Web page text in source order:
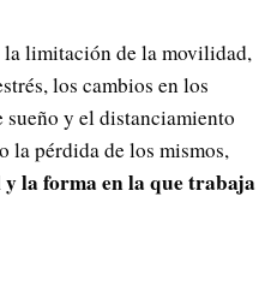
la limitación de la movilidad,
los cambios en los
y el distanciamiento
la pérdida de los mismos,
la forma en la que trabaja